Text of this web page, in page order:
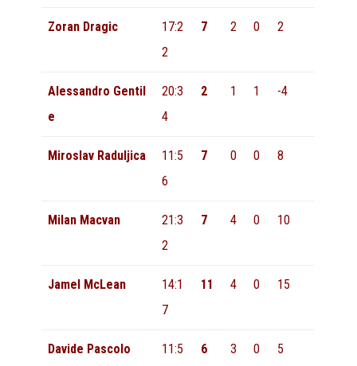
Zoran Dragic
17:2
2
7 2 0 2
Alessandro Gentil
e
20:3
4
2 1 1 -4
Miroslav Raduljica
11:5
6
7 0 0 8
Milan Macvan
21:3
2
7 4 0 10
Jamel McLean
14:1
7
11 4 0 15
Davide Pascolo
11:5
6 3 0 5